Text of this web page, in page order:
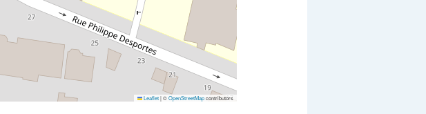
Leaflet|©OpenStreetMapcontributors